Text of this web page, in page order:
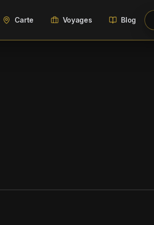
Carte Voyages Blog